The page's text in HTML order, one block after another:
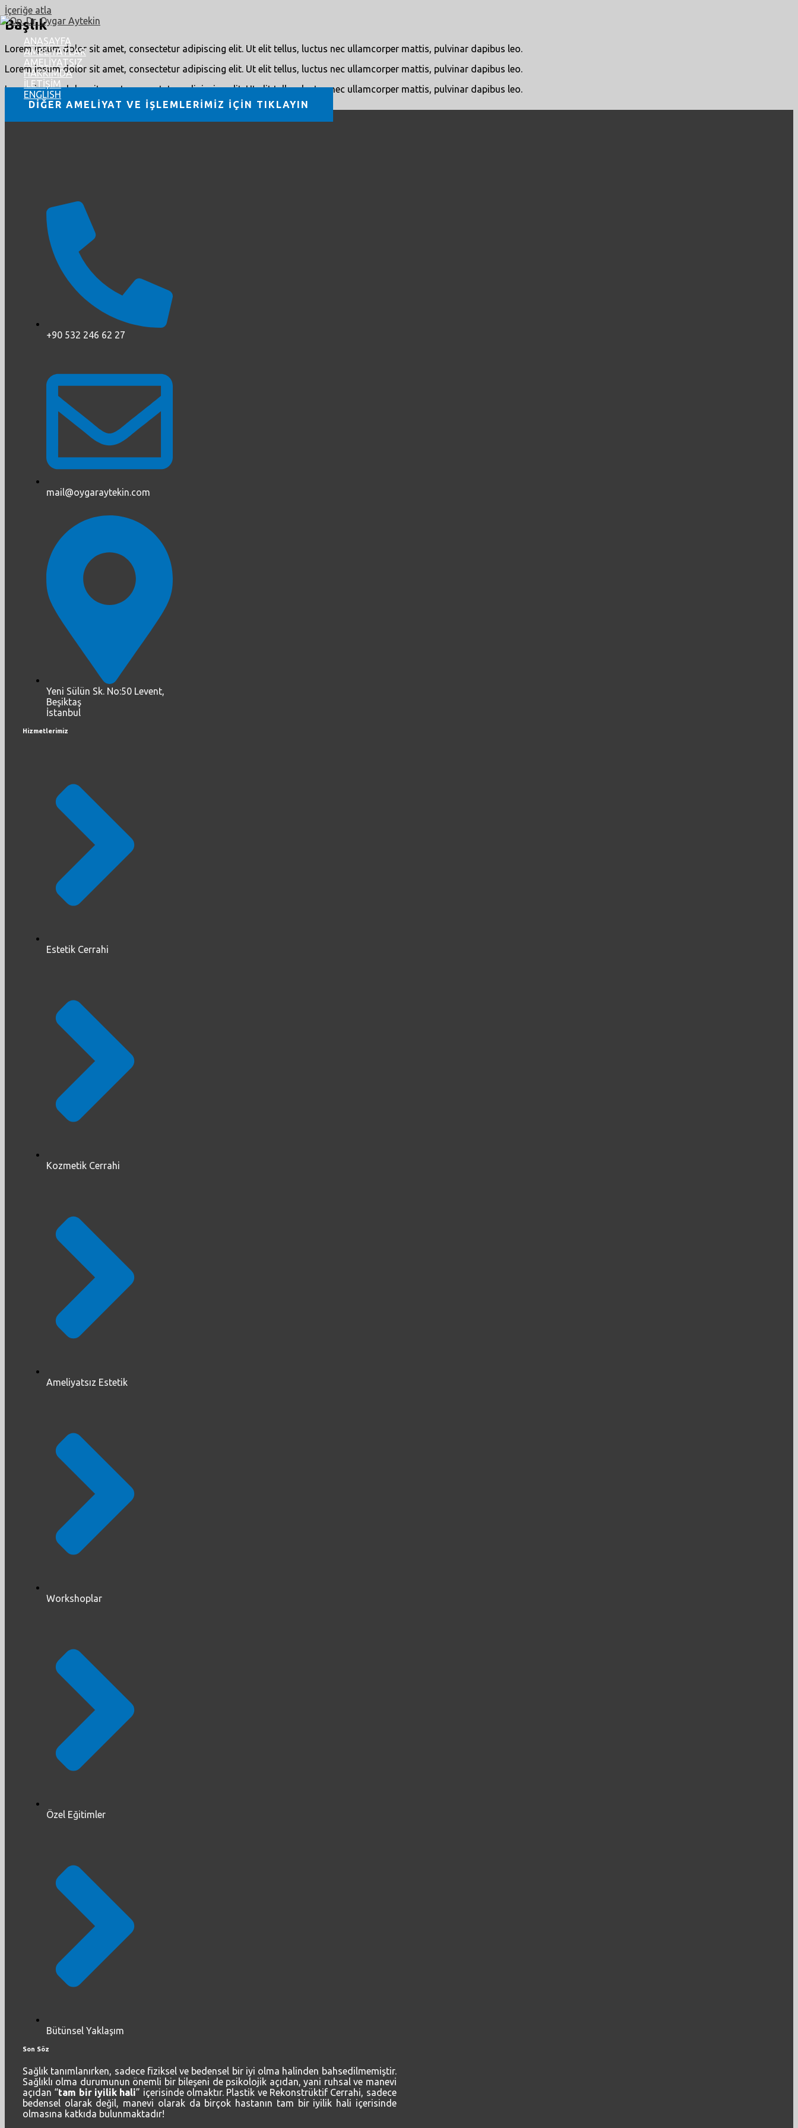
İçeriğe atla
ANASAYFA
AMELİYATLAR
AMELİYATSIZ
HAKKIMDA
İLETİŞİM
ENGLISH
Başlık
Lorem ipsum dolor sit amet, consectetur adipiscing elit. Ut elit tellus, luctus nec ullamcorper mattis, pulvinar dapibus leo.
Lorem ipsum dolor sit amet, consectetur adipiscing elit. Ut elit tellus, luctus nec ullamcorper mattis, pulvinar dapibus leo.
Lorem ipsum dolor sit amet, consectetur adipiscing elit. Ut elit tellus, luctus nec ullamcorper mattis, pulvinar dapibus leo.
DİĞER AMELİYAT VE İŞLEMLERİMİZ İÇİN TIKLAYIN
+90 532 246 62 27
mail@oygaraytekin.com
Yeni Sülün Sk. No:50 Levent,
Beşiktaş
İstanbul
Hizmetlerimiz
Estetik Cerrahi
Kozmetik Cerrahi
Ameliyatsız Estetik
Workshoplar
Özel Eğitimler
Bütünsel Yaklaşım
Son Söz
Sağlık tanımlanırken, sadece fiziksel ve bedensel bir iyi olma halinden bahsedilmemiştir.
Sağlıklı olma durumunun önemli bir bileşeni de psikolojik açıdan, yani ruhsal ve manevi
açıdan “tam bir iyilik hali” içerisinde olmaktır. Plastik ve Rekonstrüktif Cerrahi, sadece
bedensel olarak değil, manevi olarak da birçok hastanın tam bir iyilik hali içerisinde
olmasına katkıda bulunmaktadır!